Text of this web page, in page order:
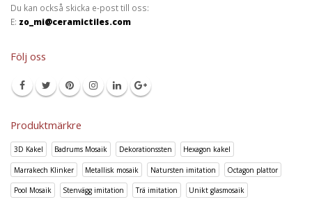
Du kan också skicka e-post till oss:
E: zo_mi@ceramictiles.com
Följ oss
Produktmärkre
3D Kakel Badrums Mosaik Dekorationssten Hexagon kakel
Marrakech Klinker Metallisk mosaik Natursten imitation Octagon plattor
Pool Mosaik Stenvägg imitation Trä imitation Unikt glasmosaik